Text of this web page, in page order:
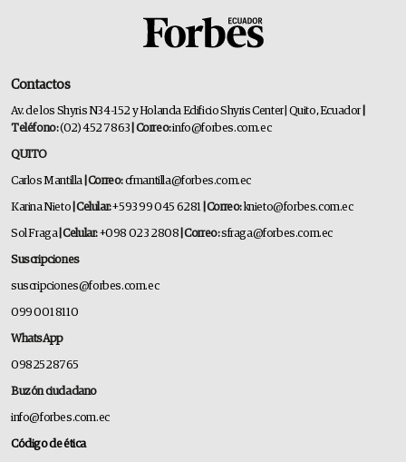
Contactos
Av. de los Shyris N34-152 y Holanda Edificio Shyris Center | Quito, Ecuador
Teléfono:(02) 452 7863 | Correo:info@forbes.com.ec
QUITO
Carlos Mantilla | Correo:cfmantilla@forbes.com.ec
Karina Nieto | Celular:+593 99 045 6281 | Correo:knieto@forbes.com.ec
Sol Fraga| Celular:+098 023 2808 | Correo:sfraga@forbes.com.ec
Suscripciones
suscripciones@forbes.com.ec
099 001 8110
WhatsApp
0982528765
Buzón ciudadano
info@forbes.com.ec
Código de ética